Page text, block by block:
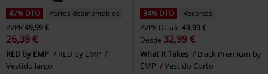
47% DTO
Partes desmontables
PVPR49,99 €
26,39 €
RED by EMP
RED by EMP
Vestido largo
34% DTO
Recortes
PVPR Desde 49,99 €
Desde 32,99 €
What It Takes
Black Premium by
EMP
Vestido Corto